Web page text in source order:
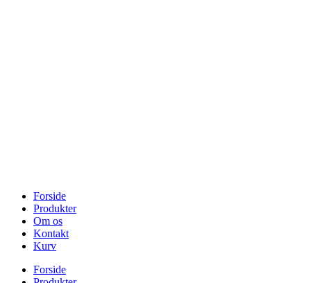
Forside
Produkter
Om os
Kontakt
Kurv
Forside